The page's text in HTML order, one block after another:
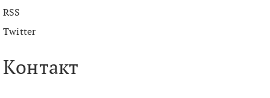
RSS
Twitter
Контакт